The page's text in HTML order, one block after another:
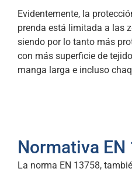
Evidentemente, la
prenda está limitada a las
siendo por lo tanto más
con más superficie de
manga larga e incluso
Normativa EN
La norma EN 13758,